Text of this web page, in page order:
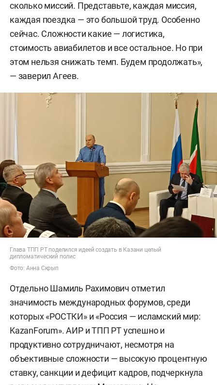
сколько миссий. Представьте, каждая миссия,
каждая поездка — это большой труд. Особенно
сейчас. Сложности какие — логистика,
стоимость авиабилетов и все остальное. Но при
этом нельзя снижать темп. Будем продолжать»,
— заверил Агеев.
Глава ТПП РТ поделился идеей создать в Казани целый
дипломатический полис
Фото: Анна Скрып
Отдельно Шамиль Рахимович отметил
значимость международных форумов, среди
которых «РОСТКИ» и «Россия — исламский мир:
KazanForum». АИР и ТПП РТ успешно и
продуктивно сотрудничают, несмотря на
объективные сложности — высокую процентную
ставку, санкции и дефицит кадров, подчеркнула